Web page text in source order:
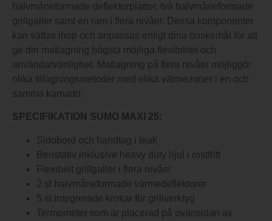
halvmåneformade deflektorplattor, två halvmåneformade
grillgaller samt en ram i flera nivåer. Dessa komponenter
kan sättas ihop och anpassas enligt dina önskemål för att
ge din matlagning högsta möjliga flexibilitet och
användarvänlighet. Matlagning på flera nivåer möjliggör
olika tillagningsmetoder med olika värmezoner i en och
samma kamado.
SPECIFIKATION SUMO MAXI 25:
Sidobord och handtag i teak
Benstativ inklusive heavy duty hjul i rostfritt
Flexibelt grillgaller i flera nivåer
2 st halvmåneformade värmedeflektorer
5 st integrerade krokar för grillverktyg
Termometer som är placerad på ovansidan av